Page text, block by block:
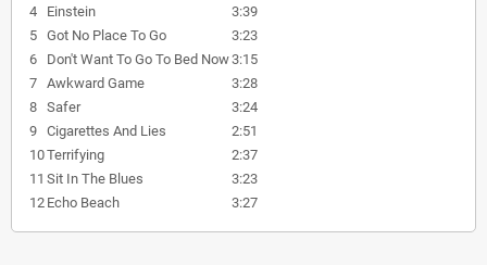
4
Einstein
3:39
5 Got No Place To Go
3:23
6
Don't Want To Go To Bed Now3:15
7 Awkward Game
3:28
8 Safer
3:24
9 Cigarettes And Lies
2:51
10Terrifying
2:37
11 Sit In The Blues
3:23
12 Echo Beach 3:27